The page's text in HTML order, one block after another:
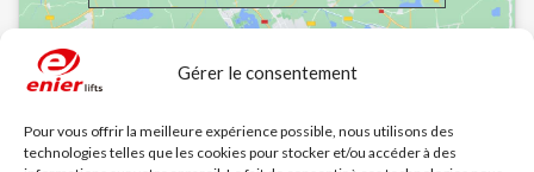
Gérer le consentement
Pour vous offrir la meilleure expérience possible, nous utilisons des
technologies telles que les cookies pour stocker et/ou accéder à des